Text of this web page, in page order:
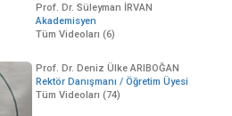
Prof. Dr. Süleyman İRVAN
Akademisyen
Tüm Videoları (6)
Prof. Dr. Deniz Ülke ARIBOĞAN
Rektör Danışmanı / Öğretim Üyesi
Tüm Videoları (74)